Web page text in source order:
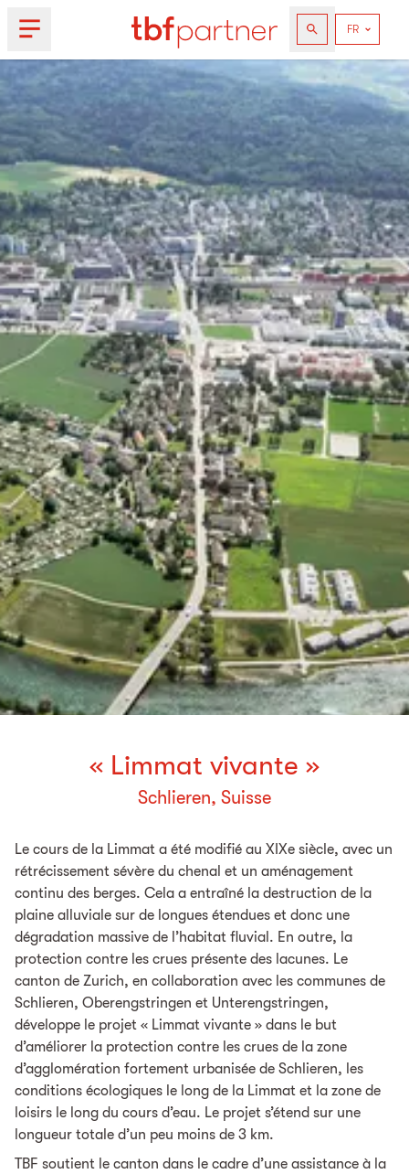
« Limmat vivante »
Schlieren, Suisse
Le cours de la Limmat a été modifié au XIXe siècle, avec un
rétrécissement sévère du chenal et un aménagement
continu des berges. Cela a entraîné la destruction de la
plaine alluviale sur de longues étendues et donc une
dégradation massive de l’habitat fluvial. En outre, la
protection contre les crues présente des lacunes. Le
canton de Zurich, en collaboration avec les communes de
Schlieren, Oberengstringen et Unterengstringen,
développe le projet « Limmat vivante » dans le but
d’améliorer la protection contre les crues de la zone
d’agglomération fortement urbanisée de Schlieren, les
conditions écologiques le long de la Limmat et la zone de
loisirs le long du cours d’eau. Le projet s’étend sur une
longueur totale d’un peu moins de 3 km.
TBF soutient le canton dans le cadre d’une assistance à la